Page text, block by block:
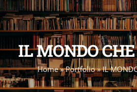
IL MONDO
Home»Portfolio»IL